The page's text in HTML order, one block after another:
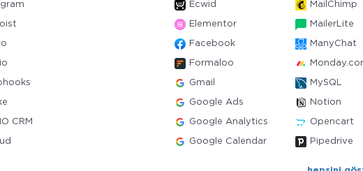
CRM
Ecwid MailChimp
Elementor MailerLite
Facebook ManyChat
Formaloo
Gmail MySQL
Google Ads Notion
Google Analytics Opencart
Google Calendar Pipedrive